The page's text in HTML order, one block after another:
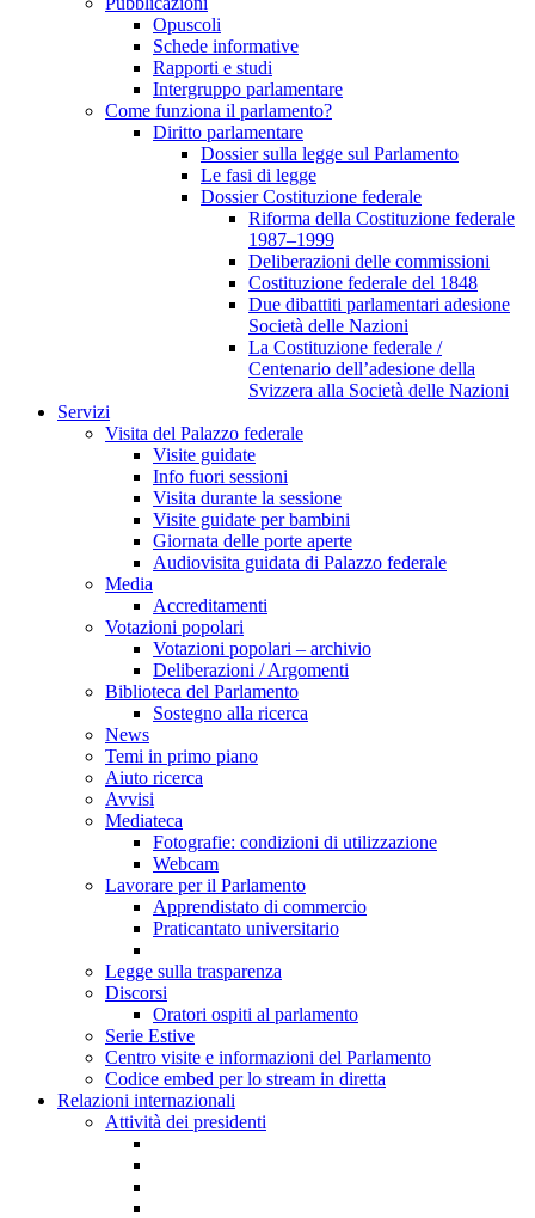
Opuscoli
Schede informative
Rapporti e studi
Intergruppo parlamentare
Come funziona il parlamento?
Diritto parlamentare
Dossier sulla legge sul Parlamento
Le fasi di legge
Dossier Costituzione federale
Riforma della Costituzione federale
1987–1999
Deliberazioni delle commissioni
Costituzione federale del 1848
Due dibattiti parlamentari adesione
Società delle Nazioni
La Costituzione federale /
Centenario dell’adesione della
Svizzera alla Società delle Nazioni
Servizi
Visita del Palazzo federale
Visite guidate
Info fuori sessioni
Visita durante la sessione
Visite guidate per bambini
Giornata delle porte aperte
Audiovisita guidata di Palazzo federale
Media
Accreditamenti
Votazioni popolari
Votazioni popolari – archivio
Deliberazioni / Argomenti
Biblioteca del Parlamento
Sostegno alla ricerca
News
Temi in primo piano
Aiuto ricerca
Avvisi
Mediateca
Fotografie: condizioni di utilizzazione
Webcam
Lavorare per il Parlamento
Apprendistato di commercio
Praticantato universitario
Legge sulla trasparenza
Discorsi
Oratori ospiti al parlamento
Serie Estive
Centro visite e informazioni del Parlamento
Codice embed per lo stream in diretta
Relazioni internazionali
Attività dei presidenti